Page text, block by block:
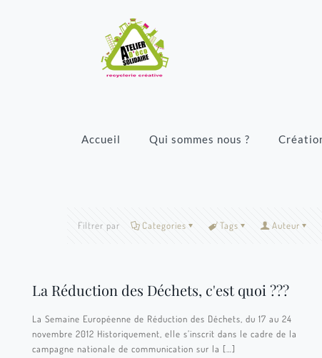
Accueil Qui sommes nous ?
Filtrer par Categories Tags Auteur
La Réduction des Déchets, c'est quoi ???
La Semaine Européenne de Réduction des Déchets, du 17 au 24
novembre 2012 Historiquement, elle s’inscrit dans le cadre de la
campagne nationale de communication sur la […]